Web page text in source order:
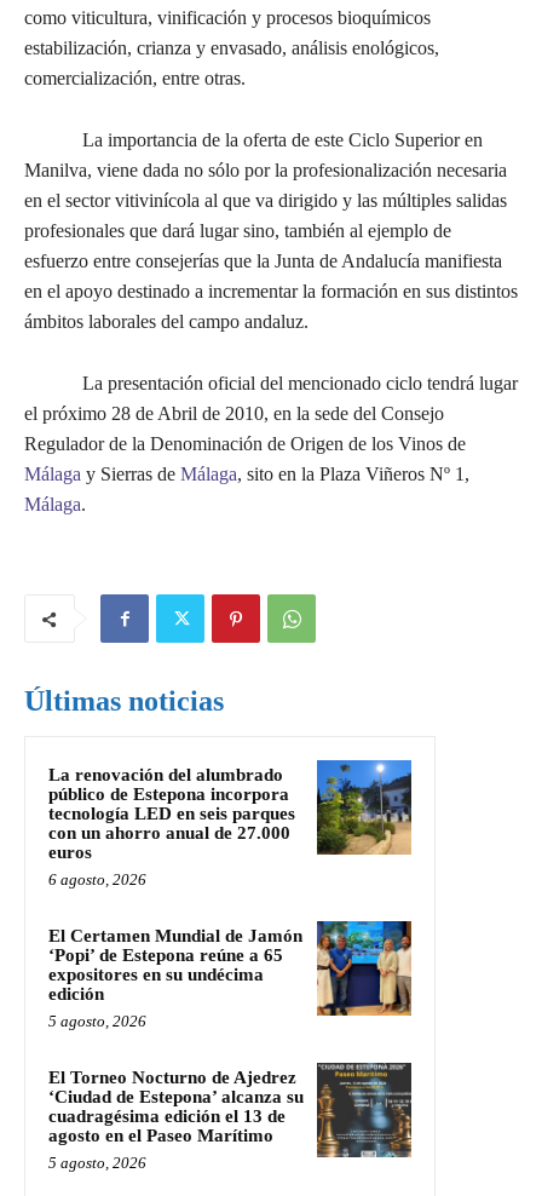
como viticultura, vinificación y procesos bioquímicos
estabilización, crianza y envasado, análisis enológicos,
comercialización, entre otras.
La importancia de la oferta de este Ciclo Superior en
Manilva, viene dada no sólo por la profesionalización necesaria
en el sector vitivinícola al que va dirigido y las múltiples salidas
profesionales que dará lugar sino, también al ejemplo de
esfuerzo entre consejerías que la Junta de Andalucía manifiesta
en el apoyo destinado a incrementar la formación en sus distintos
ámbitos laborales del campo andaluz.
La presentación oficial del mencionado ciclo tendrá lugar
el próximo 28 de Abril de 2010, en la sede del Consejo
Regulador de la Denominación de Origen de los Vinos de
Málaga y Sierras de Málaga, sito en la Plaza Viñeros Nº 1,
Málaga.
Últimas noticias
La renovación del alumbrado
público de Estepona incorpora
tecnología LED en seis parques
con un ahorro anual de 27.000
euros
6 agosto, 2026
El Certamen Mundial de Jamón
‘Popi’ de Estepona reúne a 65
expositores en su undécima
edición
5 agosto, 2026
El Torneo Nocturno de Ajedrez
‘Ciudad de Estepona’ alcanza su
cuadragésima edición el 13 de
agosto en el Paseo Marítimo
5 agosto, 2026